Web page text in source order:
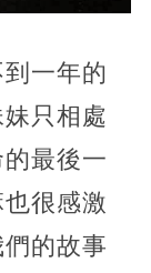
一年的
只相處
最後一
很感激
的故事